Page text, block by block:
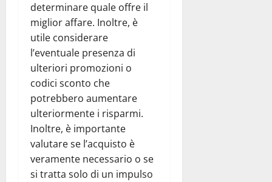
determinare quale offre il
miglior affare. Inoltre, è
utile considerare
l’eventuale presenza di
ulteriori promozioni o
codici sconto che
potrebbero aumentare
ulteriormente i risparmi.
Inoltre, è importante
valutare se l’acquisto è
veramente necessario o se
si tratta solo di un impulso